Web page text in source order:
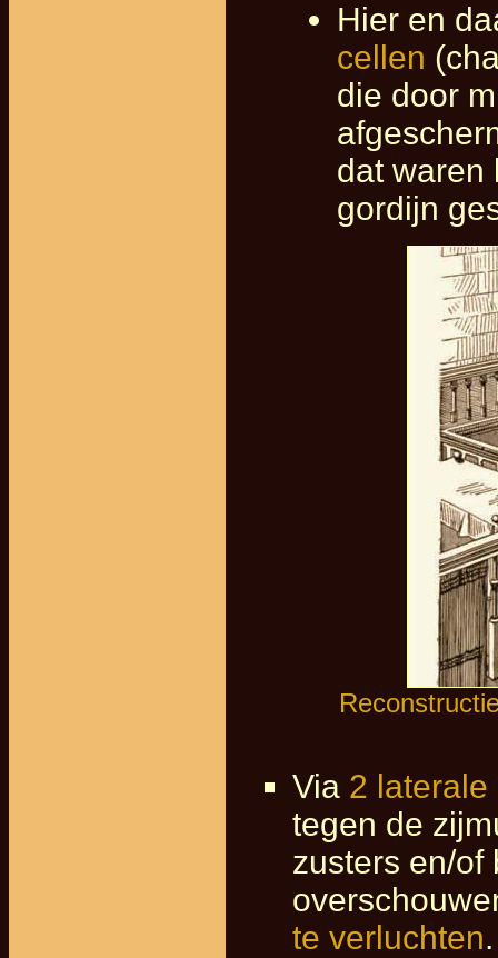
Hier en
cellen
die door
dat waren
gordijn
Via 2
tegen de
zusters en/of
te verluchten